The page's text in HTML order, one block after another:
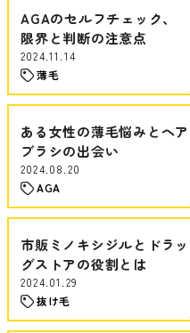
AGAのセルフチェック、
限界と判断の注意点
2024.11.14
薄毛
ある女性の薄毛悩みとヘア
ブラシの出会い
2024.08.20
AGA
市販ミノキシジルとドラッ
グストアの役割とは
2024.01.29
抜け毛